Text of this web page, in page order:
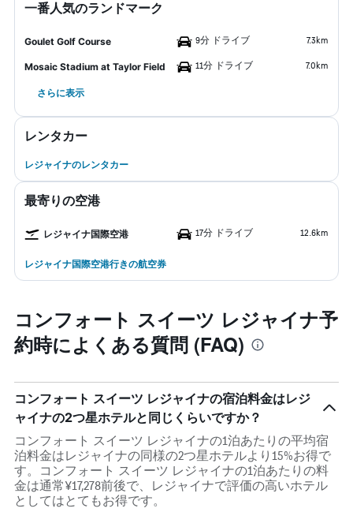
一番人気のランドマーク
Goulet Golf Course 9分 ドライブ 7.3km
Mosaic Stadium at Taylor Field 11分 ドライブ 7.0km
さらに表示
レンタカー
レジャイナのレンタカー
最寄りの空港
レジャイナ国際空港 17分 ドライブ 12.6km
レジャイナ国際空港行きの航空券
コンフォート スイーツ レジャイナ予
約時によくある質問 (FAQ)
コンフォート スイーツ レジャイナの宿泊料金はレジ
ャイナの2つ星ホテルと同じくらいですか？
コンフォート スイーツ レジャイナの1泊あたりの平均宿
泊料金はレジャイナの同様の2つ星ホテルより15%お得で
す。コンフォート スイーツ レジャイナの1泊あたりの料
金は通常¥17,278前後で、レジャイナで評価の高いホテル
としてはとてもお得です。